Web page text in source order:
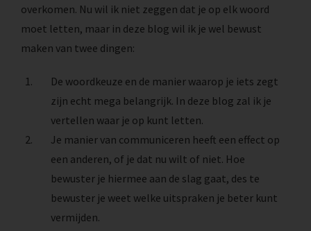
overkomen. Nu wil ik niet zeggen dat je op elk woord
moet letten, maar in deze blog wil ik je wel bewust
maken van twee dingen:
De woordkeuze en de manier waarop je iets zegt
zijn echt mega belangrijk. In deze blog zal ik je
vertellen waar je op kunt letten.
Je manier van communiceren heeft een effect op
een anderen, of je dat nu wilt of niet. Hoe
bewuster je hiermee aan de slag gaat, des te
bewuster je weet welke uitspraken je beter kunt
vermijden.